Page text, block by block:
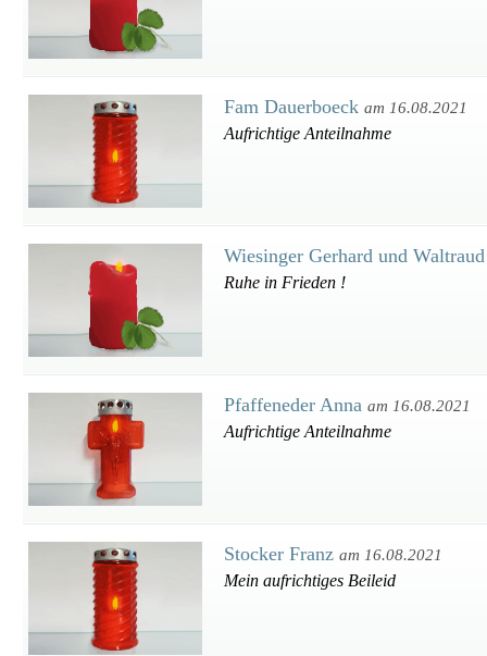
Fam Dauerboeck am 16.08.2021
Aufrichtige Anteilnahme
Wiesinger Gerhard und
Ruhe in Frieden !
Pfaffeneder Anna am 16.08.2021
Aufrichtige Anteilnahme
Stocker Franz am 16.08.2021
Mein aufrichtiges Beileid